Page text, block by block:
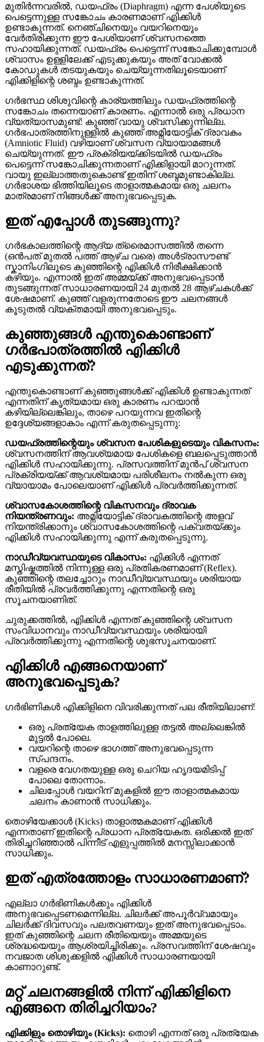
മുതിർന്നവരിൽ, ഡയഫ്രം (Diaphragm) എന്ന പേശിയുടെ
പെട്ടെന്നുള്ള സങ്കോചം കാരണമാണ് എിക്കിൾ
ഉണ്ടാകുന്നത്. നെഞ്ചിനെയും വയറിനെയും
വേർതിരിക്കുന്ന ഈ പേശിയാണ് ശ്വസനത്തെ
സഹായിക്കുന്നത്. ഡയഫ്രം പെട്ടെന്ന് സങ്കോചിക്കുമ്പോൾ
ശ്വാസം ഉള്ളിലേക്ക് എടുക്കുകയും അത് വോക്കൽ
കോഡുകൾ തടയുകയും ചെയ്യുന്നതിലൂടെയാണ്
എിക്കിളിന്റെ ശബ്ദം ഉണ്ടാകുന്നത്.
ഗർഭസ്ഥ ശിശുവിന്റെ കാര്യത്തിലും ഡയഫ്രത്തിന്റെ
സങ്കോചം തന്നെയാണ് കാരണം. എന്നാൽ ഒരു പ്രധാന
വ്യത്യാസമുണ്ട്: കുഞ്ഞ് വായു ശ്വസിക്കുന്നില്ല.
ഗർഭപാത്രത്തിനുള്ളിൽ കുഞ്ഞ് അമ്നിയോട്ടിക് ദ്രാവകം
(Amniotic Fluid) വഴിയാണ് ശ്വസന വ്യായാമങ്ങൾ
ചെയ്യുന്നത്. ഈ പ്രക്രിയയ്ക്കിടയിൽ ഡയഫ്രം
പെട്ടെന്ന് സങ്കോചിക്കുന്നതാണ് എിക്കിളായി മാറുന്നത്.
വായു ഇല്ലാത്തതുകൊണ്ട് ഇതിന് ശബ്ദമുണ്ടാകില്ല.
ഗർഭാശയ ഭിത്തിയിലൂടെ താളാത്മകമായ ഒരു ചലനം
മാത്രമാണ് നിങ്ങൾക്ക് അനുഭവപ്പെടുക.
ഇത് എപ്പോൾ തുടങ്ങുന്നു?
ഗർഭകാലത്തിന്റെ ആദ്യ ത്രൈമാസത്തിൽ തന്നെ
(ഒൻപത് മുതൽ പത്ത് ആഴ്ച വരെ) അൾട്രാസൗണ്ട്
സ്കാനിംഗിലൂടെ കുഞ്ഞിന്റെ എിക്കിൾ നിരീക്ഷിക്കാൻ
കഴിയും. എന്നാൽ ഇത് അമ്മയ്ക്ക് അനുഭവപ്പെടാൻ
തുടങ്ങുന്നത് സാധാരണയായി 24 മുതൽ 28 ആഴ്ചകൾക്ക്
ശേഷമാണ്. കുഞ്ഞ് വളരുന്നതോടെ ഈ ചലനങ്ങൾ
കൂടുതൽ വ്യക്തമായി അനുഭവപ്പെടും.
കുഞ്ഞുങ്ങൾ എന്തുകൊണ്ടാണ്
ഗർഭപാത്രത്തിൽ എിക്കിൾ
എടുക്കുന്നത്?
എന്തുകൊണ്ടാണ് കുഞ്ഞുങ്ങൾക്ക് എിക്കിൾ ഉണ്ടാകുന്നത്
എന്നതിന് കൃത്യമായ ഒരു കാരണം പറയാൻ
കഴിയില്ലെങ്കിലും, താഴെ പറയുന്നവ ഇതിന്റെ
ഉദ്ദേശ്യങ്ങളാകാം എന്ന് കരുതപ്പെടുന്നു:
ഡയഫ്രത്തിന്റെയും ശ്വസന പേശികളുടെയും വികസനം:
ശ്വസനത്തിന് ആവശ്യമായ പേശികളെ ബലപ്പെടുത്താൻ
എിക്കിൾ സഹായിക്കുന്നു. പ്രസവത്തിന് മുൻപ് ശ്വസന
പ്രക്രിയയ്ക്ക് ആവശ്യമായ പരിശീലനം നൽകുന്ന ഒരു
വ്യായാമം പോലെയാണ് എിക്കിൾ പ്രവർത്തിക്കുന്നത്.
ശ്വാസകോശത്തിന്റെ വികസനവും ദ്രാവക
നിയന്ത്രണവും: അമ്നിയോട്ടിക് ദ്രാവകത്തിന്റെ അളവ്
നിയന്ത്രിക്കാനും ശ്വാസകോശത്തിന്റെ പക്വതയ്ക്കും
എിക്കിൾ സഹായിക്കുന്നു എന്ന് കരുതപ്പെടുന്നു.
നാഡീവ്യവസ്ഥയുടെ വികാസം: എിക്കിൾ എന്നത്
മസ്തിഷ്കത്തിൽ നിന്നുള്ള ഒരു പ്രതികരണമാണ് (Reflex).
കുഞ്ഞിന്റെ തലച്ചോറും നാഡീവ്യവസ്ഥയും ശരിയായ
രീതിയിൽ പ്രവർത്തിക്കുന്നു എന്നതിന്റെ ഒരു
സൂചനയാണിത്.
ചുരുക്കത്തിൽ, എിക്കിൾ എന്നത് കുഞ്ഞിന്റെ ശ്വസന
സംവിധാനവും നാഡീവ്യവസ്ഥയും ശരിയായി
പ്രവർത്തിക്കുന്നു എന്നതിന്റെ ശുഭസൂചനയാണ്.
എിക്കിൾ എങ്ങനെയാണ്
അനുഭവപ്പെടുക?
ഗർഭിണികൾ എിക്കിളിനെ വിവരിക്കുന്നത് പല രീതിയിലാണ്:
ഒരു പ്രത്യേക താളത്തിലുള്ള തട്ടൽ അല്ലെങ്കിൽ
മുട്ടൽ പോലെ.
വയറിന്റെ താഴെ ഭാഗത്ത് അനുഭവപ്പെടുന്ന
സ്പന്ദനം.
വളരെ വേഗതയുള്ള ഒരു ചെറിയ ഹൃദയമിടിപ്പ്
പോലെ തോന്നാം.
ചിലപ്പോൾ വയറിന് മുകളിൽ ഈ താളാത്മകമായ
ചലനം കാണാൻ സാധിക്കും.
തൊഴിയേക്കാൾ (Kicks) താളാത്മകമാണ് എിക്കിൾ
എന്നതാണ് ഇതിന്റെ പ്രധാന പ്രത്യേകത. ഒരിക്കൽ ഇത്
തിരിച്ചറിഞ്ഞാൽ പിന്നീട് എളുപ്പത്തിൽ മനസ്സിലാക്കാൻ
സാധിക്കും.
ഇത് എത്രത്തോളം സാധാരണമാണ്?
എല്ലാ ഗർഭിണികൾക്കും എിക്കിൾ
അനുഭവപ്പെടണമെന്നില്ല. ചിലർക്ക് അപൂർവ്വമായും
ചിലർക്ക് ദിവസവും പലതവണയും ഇത് അനുഭവപ്പെടാം.
ഇത് കുഞ്ഞിന്റെ ചലന രീതിയെയും അമ്മയുടെ
ശ്രദ്ധയെയും ആശ്രയിച്ചിരിക്കും. പ്രസവത്തിന് ശേഷവും
നവജാത ശിശുക്കളിൽ എിക്കിൾ സാധാരണയായി
കാണാറുണ്ട്.
മറ്റ് ചലനങ്ങളിൽ നിന്ന് എിക്കിളിനെ
എങ്ങനെ തിരിച്ചറിയാം?
എിക്കിളും തൊഴിയും (Kicks): തൊഴി എന്നത് ഒരു പ്രത്യേക